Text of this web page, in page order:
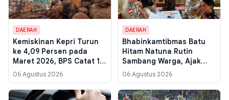
DAERAH
Kemiskinan Kepri Turun
ke 4,09 Persen pada
Maret 2026, BPS Catat 111
Ribu Jiwa
06 Agustus 2026
DAERAH
Bhabinkamtibmas Batu
Hitam Natuna Rutin
Sambang Warga, Ajak
Jaga Kerukunan dan
Waspadai Hoaks
06 Agustus 2026